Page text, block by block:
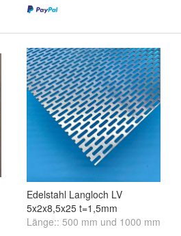
Edelstahl Langloch LV
5x2x8,5x25 t=1,5mm
Länge:: 500 mm und 1000 mm